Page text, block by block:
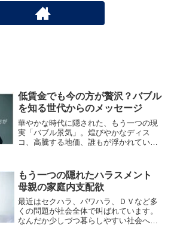
低賃金でも今の方が贅沢？バブル
を知る世代からのメッセージ
華やかな時代に隠された、もう一つの現
実「バブル景気」。煌びやかなディス
コ、高騰する地価、誰もが浮かれていた
雑誌で語られるバブルは、まるで夢のよ
うな世界です。しかし、もし...
もう一つの隠れたハラスメント
母親の家庭内支配欲
最近はセクハラ、パワハラ、ＤＶなど多
くの問題が社会全体で叫ばれています。
なんだか少しづつ暮らしやすい社会へ進